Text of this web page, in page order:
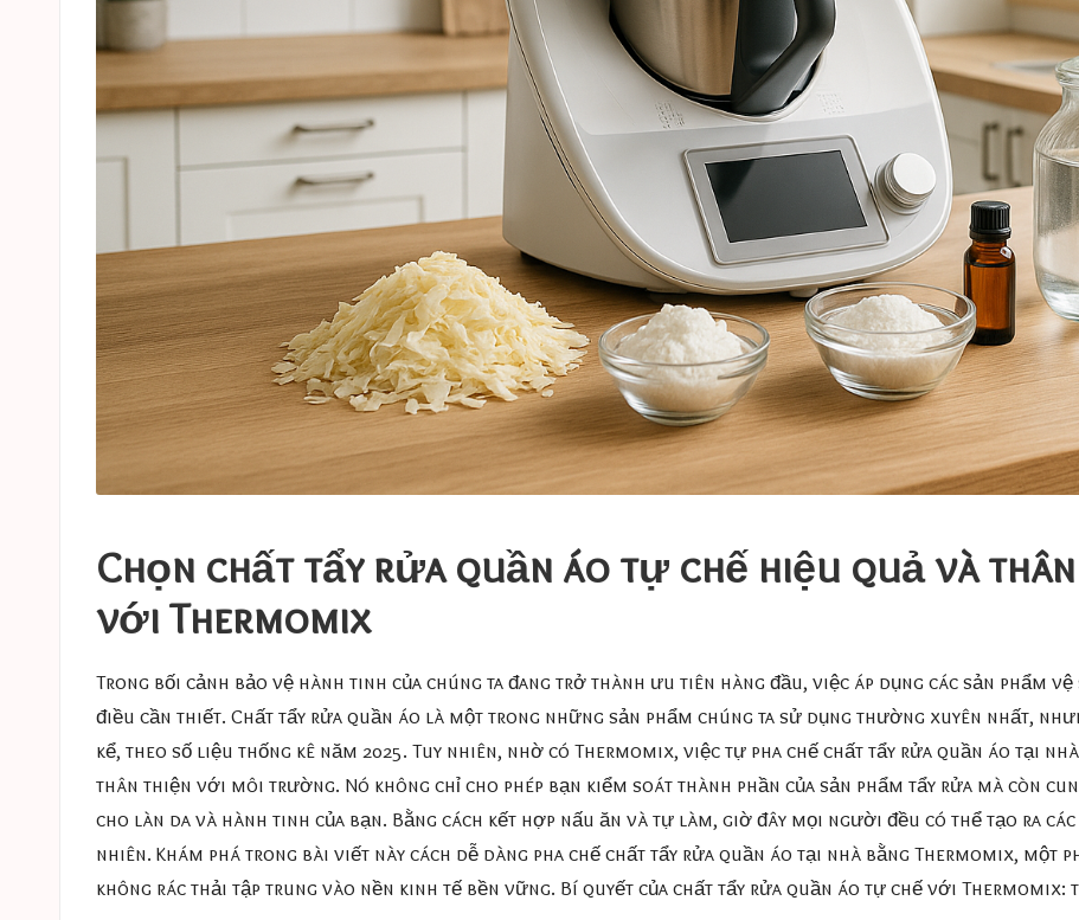
Chọn chất tẩy rửa quần áo tự chế hiệu quả và
với Thermomix
Trong bối cảnh bảo vệ hành tinh của chúng ta đang trở thành ưu tiên hàng đầu, việc áp dụng các sản phẩm
điều cần thiết. Chất tẩy rửa quần áo là một trong những sản phẩm chúng ta sử dụng thường xuyên nhất,
kể, theo số liệu thống kê năm 2025. Tuy nhiên, nhờ có Thermomix, việc tự pha chế chất tẩy rửa quần áo tại
thân thiện với môi trường. Nó không chỉ cho phép bạn kiểm soát thành phần của sản phẩm tẩy rửa mà còn
cho làn da và hành tinh của bạn. Bằng cách kết hợp nấu ăn và tự làm, giờ đây mọi người đều có thể tạo ra
nhiên. Khám phá trong bài viết này cách dễ dàng pha chế chất tẩy rửa quần áo tại nhà bằng Thermomix, một
không rác thải tập trung vào nền kinh tế bền vững. Bí quyết của chất tẩy rửa quần áo tự chế với Thermomix: